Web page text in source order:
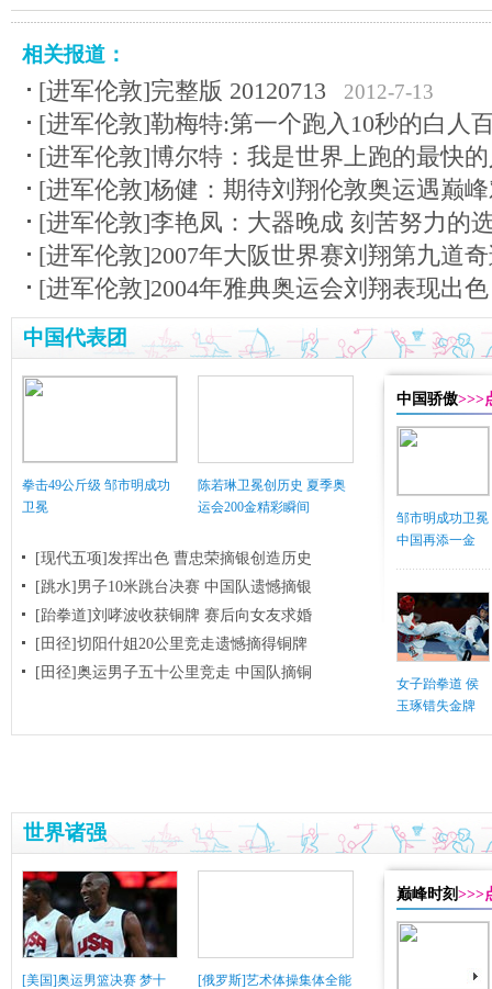
相关报道：
[进军伦敦]完整版 20120713 2012-7-13
[进军伦敦]勒梅特:第一个跑入10秒的白人
[进军伦敦]博尔特：我是世界上跑的最快
[进军伦敦]杨健：期待刘翔伦敦奥运遇巅
[进军伦敦]李艳凤：大器晚成 刻苦努力的
[进军伦敦]2007年大阪世界赛刘翔第九道
[进军伦敦]2004年雅典奥运会刘翔表现出色
中国代表团
拳击49公斤级 邹市明成功
卫冕
陈若琳卫冕创历史 夏季奥
运会200金精彩瞬间
[现代五项]发挥出色 曹忠荣摘银创造历史
[跳水]男子10米跳台决赛 中国队遗憾摘银
[跆拳道]刘哮波收获铜牌 赛后向女友求婚
[田径]切阳什姐20公里竞走遗憾摘得铜牌
[田径]奥运男子五十公里竞走 中国队摘铜
中国骄傲>>>
邹市明成功卫冕
中国再添一金
女子跆拳道 侯
玉琢错失金牌
世界诸强
[美国]奥运男篮决赛 梦十
[俄罗斯]艺术体操集体全能
巅峰时刻>>>